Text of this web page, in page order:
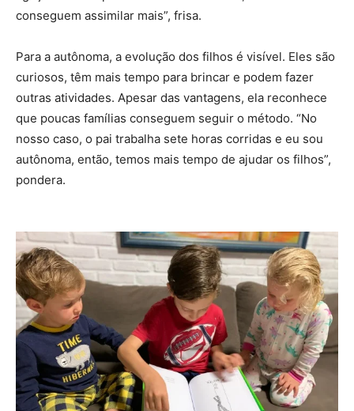
conseguem assimilar mais”, frisa.
Para a autônoma, a evolução dos filhos é visível. Eles são
curiosos, têm mais tempo para brincar e podem fazer
outras atividades. Apesar das vantagens, ela reconhece
que poucas famílias conseguem seguir o método. “No
nosso caso, o pai trabalha sete horas corridas e eu sou
autônoma, então, temos mais tempo de ajudar os filhos”,
pondera.